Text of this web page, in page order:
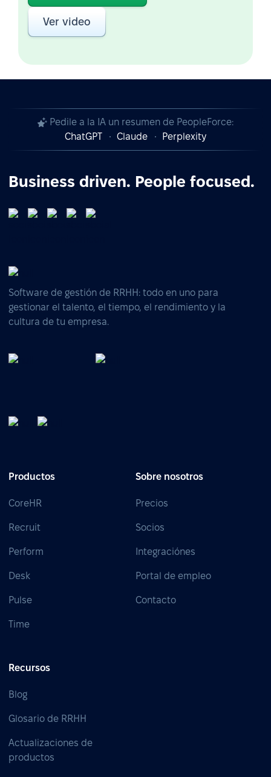
Ver video
Pedile a la IA un resumen de PeopleForce:
ChatGPT
Claude Perplexity
Business driven. People focused.
Software de gestión de RRHH: todo en uno para
gestionar el talento, el tiempo, el rendimiento y la
cultura de tu empresa.
Productos
CoreHR
Recruit
Perform
Desk
Pulse
Time
Sobre nosotros
Precios
Socios
Integraciónes
Portal de empleo
Contacto
Recursos
Blog
Glosario de RRHH
Actualizaciones de
productos